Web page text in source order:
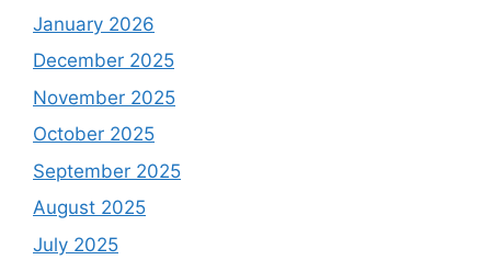
January 2026
December 2025
November 2025
October 2025
September 2025
August 2025
July 2025